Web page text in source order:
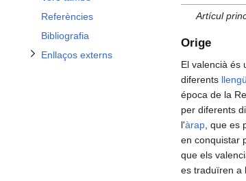
Referències
Bibliografia
Enllaços externs
Artícul
Orige
El valencià és
diferents
época de la
per diferents
l'àrap , que
en conquistar
que els
es traduïren a